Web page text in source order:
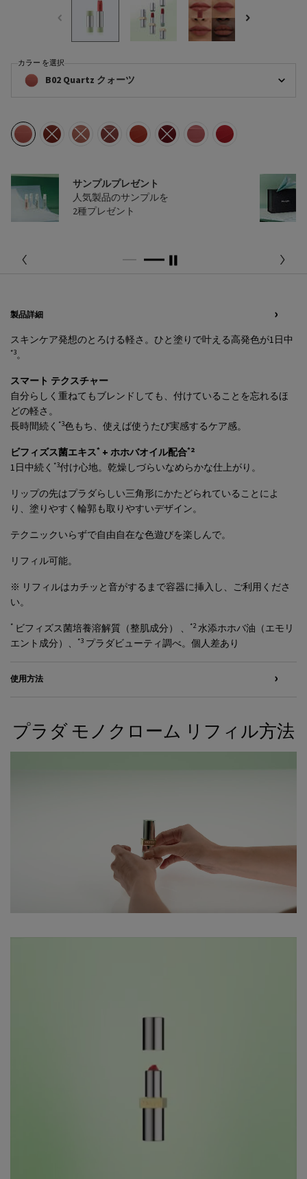
モノクローム ウェイトレス リップカラー リフィル （マット レザー） の カラー
B02 Quartz クォーツ
カラー を選択
選択済み
B02 Quartz クォーツ, 1/8
選択済み
商品バリエーションは在庫切れです, B03 Mahogany マホガニー, 2/8
選択済み
商品バリエーションは在庫切れです, B13 Maron マロン, 3/8
選択済み
商品バリエーションは在庫切れです, B15 Uniform ユニフ
選択済み
O77 Arancio アランチョ, 5/8
選択済み
商品バリエーションは在庫切れです,
選択済み
P58 Tamaris タマリス, 7/8
選択済み
R28 Fuoco フォーコ, 8/8
サンプルプレゼント
人気製品のサンプルを
2種プレゼント
製品詳細
スキンケア発想のとろける軽さ。ひと塗りで叶える高発色が1日中
*3。
スマート テクスチャー
自分らしく重ねてもブレンドしても、付けていることを忘れるほ
どの軽さ。
長時間続く *3色もち、使えば使うたび実感するケア感。
ビフィズス菌エキス* + ホホバオイル配合*2
1日中続く *3付け心地。乾燥しづらいなめらかな仕上がり。
リップの先はプラダらしい三角形にかたどられていることによ
り、塗りやすく輪郭も取りやすいデザイン。
テクニックいらずで自由自在な色遊びを楽しんで。
リフィル可能。
※ リフィルはカチッと音がするまで容器に挿入し、ご利用くださ
い。
* ビフィズス菌培養溶解質（整肌成分） 、 *2水添ホホバ油（エモリ
エント成分）、
*3 プラダビューティ調べ。個人差あり
使用方法
プラダ モノクローム リフィル方法
プラダ モノクローム リフィル方法